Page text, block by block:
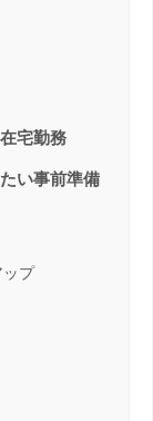
宅勤務
い事前準備
ップ